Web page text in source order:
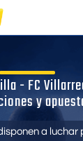
- FC
y
a luchar